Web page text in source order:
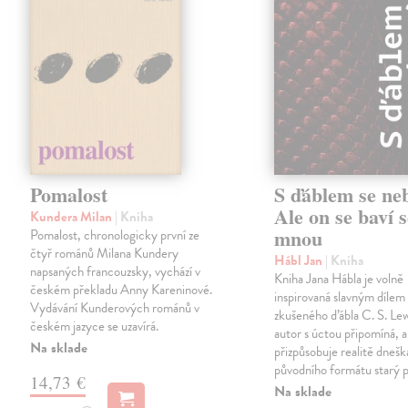
Pomalost
Kundera Milan | Kniha
Pomalost, chronologicky první ze
čtyř románů Milana Kundery
napsaných francouzsky, vychází v
českém překladu Anny Kareninové.
Vydávání Kunderových románů v
českém jazyce se uzavírá.
Na sklade
14,73 €
S ďáblem se
Ale on se baví
mnou
Hábl Jan | Kniha
Kniha Jana Hábla je volně
inspirovaná slavným
zkušeného ďábla C. S.
autor s úctou připomíná,
přizpůsobuje realitě
původního formátu starý
Na sklade